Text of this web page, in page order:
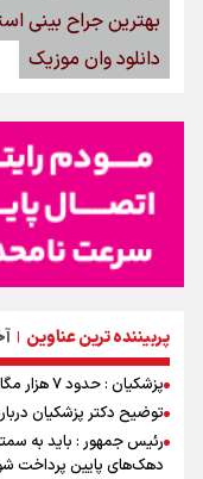
پربیننده ترین عناوین |
پزشکیان : حدود ۷ هزار مگاوات نیروگاه پنل خورشیدی وارد مدار شده است
توضیح دکتر پزشکیان
رئیس جمهور : باید به
دهک‌های پایین پرداخت
بهترین جراح بینی
دانلود وان موزیک